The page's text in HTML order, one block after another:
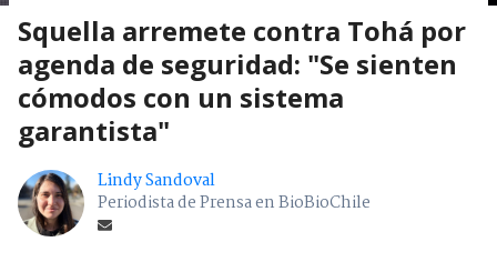
Squella arremete contra Tohá por
agenda de seguridad: "Se sienten
cómodos con un sistema
garantista"
Lindy Sandoval
Periodista de Prensa en BioBioChile